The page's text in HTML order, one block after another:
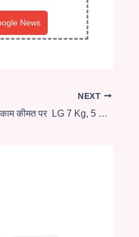
News
NEXT
30,000 हजार से काम कीमत पर LG 7 Kg, 5 Star, Fully-Automatic Front Load Washing Machine